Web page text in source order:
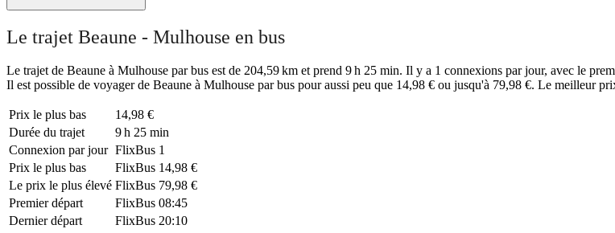
Le trajet Beaune - Mulhouse en bus
Le trajet de Beaune à Mulhouse par bus est de 204,59 km et prend 9 h 25 min. Il y a 1 connexions par jour, avec le
Il est possible de voyager de Beaune à Mulhouse par bus pour aussi peu que 14,98 € ou jusqu'à 79,98 €. Le meilleur
Prix ​​le plus bas
14,98 €
Durée du trajet
9 h 25 min
Connexion par jour FlixBus 1
Prix ​​le plus bas
FlixBus 14,98 €
Le prix le plus élevé FlixBus 79,98 €
Premier départ
FlixBus 08:45
Dernier départ
FlixBus 20:10